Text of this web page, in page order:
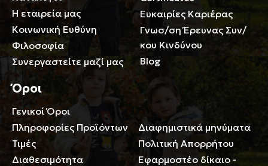
Η εταιρεία μας
Κοινωνική Ευθύνη
Φιλοσοφία
Συνεργαστείτε μαζί μας
Ευκαιρίες Καριέρας
Γνωσ/ση Έρευνας Συν/
κου Κινδύνου
Blog
Όροι
Γενικοί Όροι
Πληροφορίες Προϊόντων
Τιμές
Διαθεσιμότητα
Περιορισμοί ευθύνης
Διαφημιστικά μηνύματα
Πολιτική Απορρήτου
Εφαρμοστέο δίκαιο -